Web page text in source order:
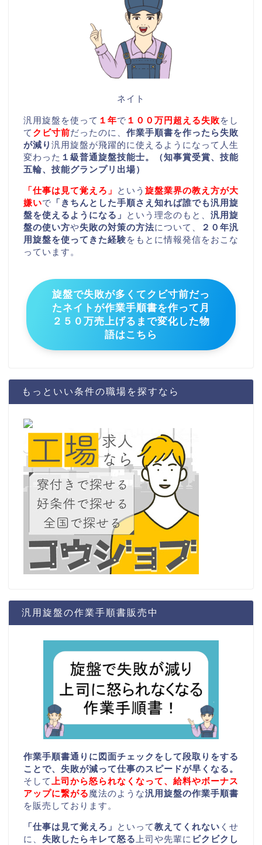
ネイト
汎用旋盤を使って １年で １００万円超える失敗をし
て クビ寸前だったのに、 作業手順書を作ったら失敗
が減り 汎用旋盤が飛躍的に使えるようになって人生
変わった １級普通旋盤技能士。（知事賞受賞、技能
五輪、技能グランプリ出場）
「仕事は見て覚えろ」 という 旋盤業界の教え方が大
嫌いで 「きちんとした手順さえ知れば誰でも汎用旋
盤を使えるようになる」
という理念のもと、 汎用旋
盤の使い方や失敗の対策の方法について、
２０年汎
用旋盤を使ってきた経験をもとに情報発信をおこな
っています。
旋盤で失敗が多くてクビ寸前だっ
たネイトが作業手順書を作って月
２５０万売上げるまで変化した物
語はこちら
もっといい条件の職場を探すなら
汎用旋盤の作業手順書販売中
作業手順書通りに図面チェックをして段取りをする
ことで、失敗が減って仕事のスピードが早くなる。
そして
上司から怒られなくなって、給料やボーナス
アップに繋がる魔法のような汎用旋盤の作業手順書
を販売しております。
「仕事は見て覚えろ」 といって教えてくれない くせ
に、 失敗したらキレて怒る 上司や先輩に ビクビクし